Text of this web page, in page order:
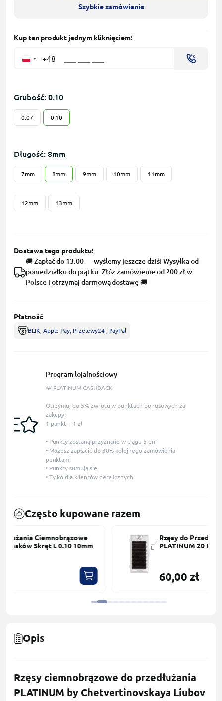
Szybkie zamówienie
Kup ten produkt jednym kliknięciem:
+48
Grubość: 0.10
0.07 0.10
Długość: 8mm
7mm 8mm 9mm 10mm 11mm
12mm 13mm
Dostawa tego produktu:
🚚 Zapłać do 13:00 — wyślemy jeszcze dziś! Wysyłka od
poniedziałku do piątku. Złóż zamówienie od 200 zł w
Polsce i otrzymaj darmową dostawę 🚚
Płatność
BLIK, Apple Pay, Przelewy24 , PayPal
Program lojalnościowy
💎 PLATINUM CASHBACK
Otrzymuj do 5% zwrotu w punktach bonusowych za
zakupy!
1 punkt = 1 zł
• Punkty zostaną przyznane w ciągu 5 dni
• Możesz zapłacić do 30% kolejnego zamówienia
punktami
• Punkty sumują się
• Tylko dla klientów detalicznych
Często kupowane razem
Rzęsy do Przedłużania Сiemnobrązowe
PLATINUM 20 Pasków Skręt L 0.10 9mm
60,00 zł
Opis
Rzęsy ciemnobrązowe do przedłużania
PLATINUM by Chetvertinovskaya Liubov